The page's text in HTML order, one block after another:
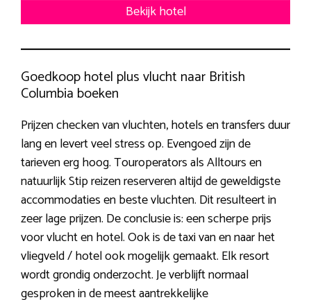
Bekijk hotel
Goedkoop hotel plus vlucht naar British
Columbia boeken
Prijzen checken van vluchten, hotels en transfers duur
lang en levert veel stress op. Evengoed zijn de
tarieven erg hoog. Touroperators als Alltours en
natuurlijk Stip reizen reserveren altijd de geweldigste
accommodaties en beste vluchten. Dit resulteert in
zeer lage prijzen. De conclusie is: een scherpe prijs
voor vlucht en hotel. Ook is de taxi van en naar het
vliegveld / hotel ook mogelijk gemaakt. Elk resort
wordt grondig onderzocht. Je verblijft normaal
gesproken in de meest aantrekkelijke